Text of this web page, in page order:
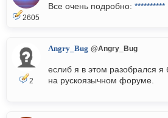
2605
Все очень подробно: **********
2
Angry_Bug @Angry_Bug
еслиб я в этом разобрался
на рускоязычном форуме.